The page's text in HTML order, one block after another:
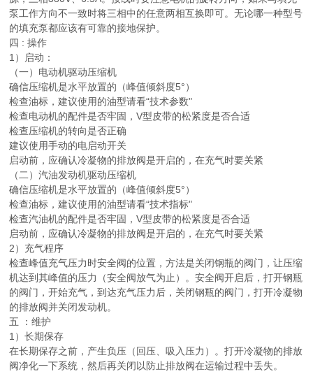
泵工作方向不一致时将三相中的任意两相互换即可。无论哪一种型号
的填充泵都应该有可靠的接地保护。
四 : 操作
1）启动：
（一）电动机驱动压缩机
确信压缩机是水平放置的（峰值倾斜度5°）
检查油标，建议使用的油型请看“技术参数"
检查电动机的配件是否牢固，V型皮带的松紧度是否合适
检查压缩机的转向是否正确
建议使用手动的电启动开关
启动前，应确认冷凝物的排放阀是开启的，在充气时要关紧
（二）汽油发动机驱动压缩机
确信压缩机是水平放置的（峰值倾斜度5°）
检查油标，建议使用的油型请看“技术指标"
检查汽油机的配件是否牢固，V型皮带的松紧度是否合适
启动前，应确认冷凝物的排放阀是开启的，在充气时要关紧
2）充气程序
检查峰值充气压力时安全阀的位置，方法是关闭钢瓶的阀门，让压缩
机达到其峰值的压力（安全阀放气为止）。安全阀开启后，打开钢瓶
的阀门，开始充气，到达充气压力后，关闭钢瓶的阀门，打开冷凝物
的排放阀并关闭发动机。
五 ：维护
1）长期保存
在长期保存之前，产生负压（回压、吸入压力）。打开冷凝物的排放
阀净化一下系统，然后再关闭以防止排放阀在运输过程中丢失。